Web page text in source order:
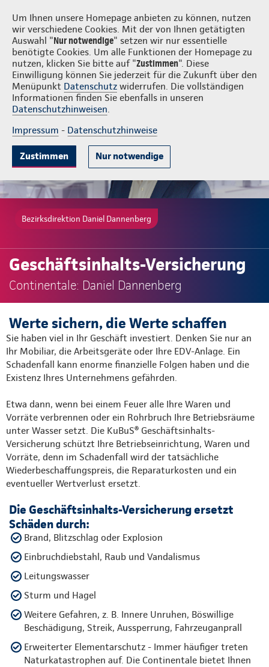
Um Ihnen unsere Homepage anbieten zu können, nutzen
wir verschiedene Cookies. Mit der von Ihnen getätigten
Auswahl "Nur notwendige" setzen wir nur essentielle
benötigte Cookies. Um alle Funktionen der Homepage zu
nutzen, klicken Sie bitte auf "Zustimmen". Diese
Einwilligung können Sie jederzeit für die Zukunft über den
Menüpunkt Datenschutz widerrufen. Die vollständigen
Informationen finden Sie ebenfalls in unseren
Datenschutzhinweisen.
Impressum - Datenschutzhinweise
Zustimmen Nur notwendige
Daniel Dannenberg Login
Gute Gründe Tarife & Leistungen Wissenswertes Beratung &
Bezirksdirektion Daniel Dannenberg
Geschäftsinhalts-Versicherung
Continentale: Daniel Dannenberg
Werte sichern, die Werte schaffen
Sie haben viel in Ihr Geschäft investiert. Denken Sie nur an
Ihr Mobiliar, die Arbeitsgeräte oder Ihre EDV-Anlage. Ein
Schadenfall kann enorme finanzielle Folgen haben und die
Existenz Ihres Unternehmens gefährden.
Etwa dann, wenn bei einem Feuer alle Ihre Waren und
Vorräte verbrennen oder ein Rohrbruch Ihre Betriebsräume
unter Wasser setzt. Die KuBuS® Geschäftsinhalts-
Versicherung schützt Ihre Betriebseinrichtung, Waren und
Vorräte, denn im Schadenfall wird der tatsächliche
Wiederbeschaffungspreis, die Reparaturkosten und ein
eventueller Wertverlust ersetzt.
Die Geschäftsinhalts-Versicherung ersetzt
Schäden durch:
Brand, Blitzschlag oder Explosion
Einbruchdiebstahl, Raub und Vandalismus
Leitungswasser
Sturm und Hagel
Weitere Gefahren, z. B. Innere Unruhen, Böswillige
Beschädigung, Streik, Aussperrung, Fahrzeuganprall
Erweiterter Elementarschutz - Immer häufiger treten
Naturkatastrophen auf. Die Continentale bietet Ihnen